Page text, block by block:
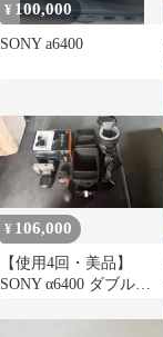
¥ 100,000
SONY a6400
¥ 106,000
【使用4回・美品】
SONY α6400 ダブルズ